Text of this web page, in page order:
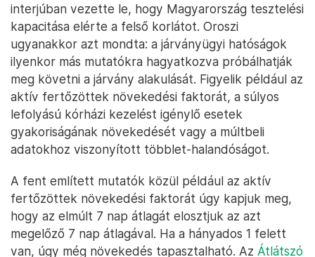
interjúban vezette le, hogy Magyarország tesztelési
kapacitása elérte a felső korlátot. Oroszi
ugyanakkor azt mondta: a járványügyi hatóságok
ilyenkor más mutatókra hagyatkozva próbálhatják
meg követni a járvány alakulását. Figyelik például az
aktív fertőzöttek növekedési faktorát, a súlyos
lefolyású kórházi kezelést igénylő esetek
gyakoriságának növekedését vagy a múltbeli
adatokhoz viszonyított többlet-halandóságot.
A fent említett mutatók közül például az aktív
fertőzöttek növekedési faktorát úgy kapjuk meg,
hogy az elmúlt 7 nap átlagát elosztjuk az azt
megelőző 7 nap átlagával. Ha a hányados 1 felett
van, úgy még növekedés tapasztalható. Az Átlátszó